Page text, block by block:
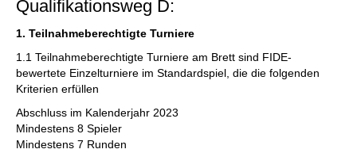
Qualifikationsweg D:
1. Teilnahmeberechtigte Turniere
1.1 Teilnahmeberechtigte Turniere am Brett sind FIDE-
bewertete Einzelturniere im Standardspiel, die die folgenden
Kriterien erfüllen
Abschluss im Kalenderjahr 2023
Mindestens 8 Spieler
Mindestens 7 Runden